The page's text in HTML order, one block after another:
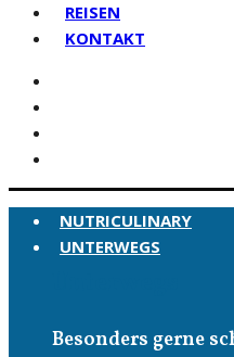
REISEN
KONTAKT
NUTRICULINARY
UNTERWEGS
Besonders gerne